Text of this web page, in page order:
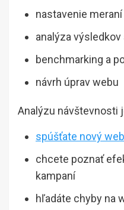
nastavenie meraní
analýza výsledkov
benchmarking a
návrh úprav webu
Analýzu návštevnosti
spúšťate nový web
chcete poznať
kampaní
hľadáte chyby na